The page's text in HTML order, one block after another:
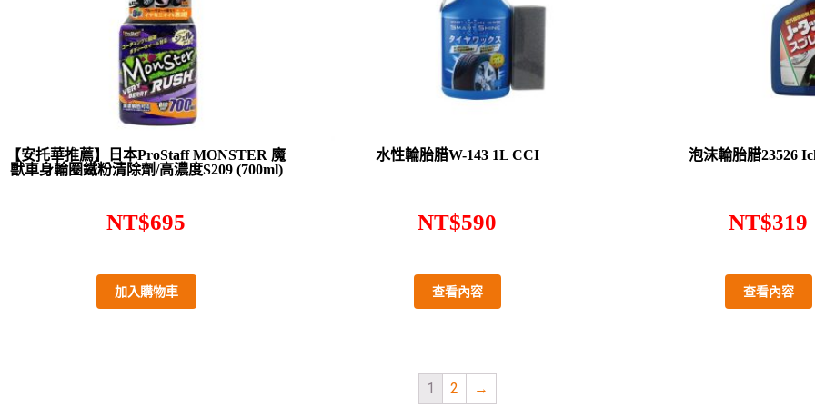
【安托華推薦】日本ProStaff MONSTER 魔
獸車身輪圈鐵粉清除劑/高濃度S209 (700ml)
NT$695
加入購物車
水性輪胎腊W-143 1L CCI
NT$590
查看內容
泡沫輪胎腊23526
NT$319
查看內容
1 2 →